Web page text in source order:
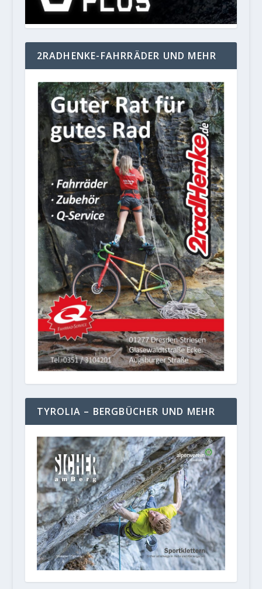
2RADHENKE-FAHRRÄDER UND MEHR
TYROLIA – BERGBÜCHER UND MEHR